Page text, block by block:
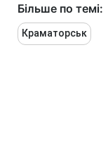
Більше по темі:
Краматорськ